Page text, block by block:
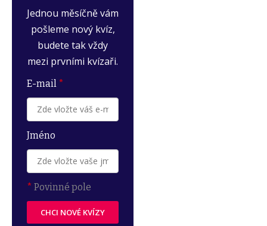
Jednou měsíčně vám
pošleme nový kvíz,
budete tak vždy
mezi prvními kvízaři.
E-mail *
Jméno
* Povinné pole
CHCI NOVÉ KVÍZY